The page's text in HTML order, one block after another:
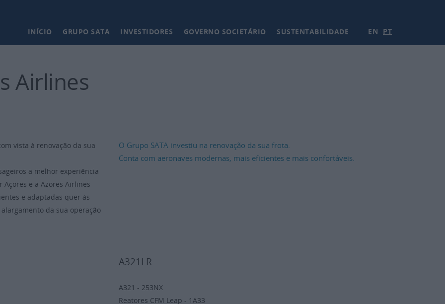
Main
INÍCIO GRUPO SATA INVESTIDORES GOVERNO SOCIETÁRIO SUSTENTABILIDADE EN PT
Airlines
vista à renovação da sua
a melhor experiência
Açores e a Azores Airlines
e adaptadas quer às
da sua operação
O Grupo SATA investiu na renovação da sua frota.
Conta com aeronaves modernas, mais eficientes e mais confortáveis.
A321LR
A321 - 253NX
Reatores CFM Leap - 1A33